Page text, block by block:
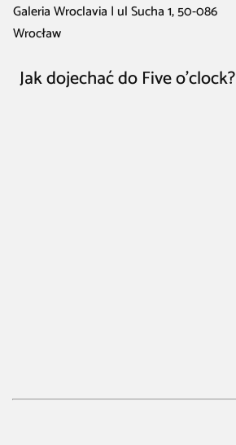
Galeria Wroclavia | ul Sucha 1, 50-086
Wrocław
Jak dojechać do Five o’clock?